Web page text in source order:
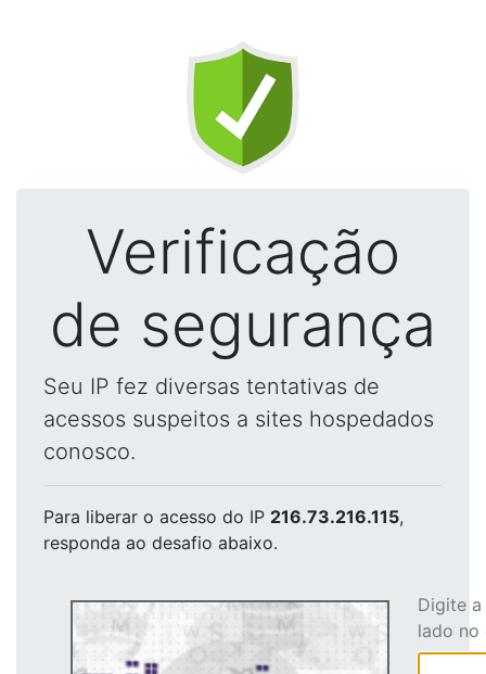
Verificação
de segurança
Seu IP fez diversas tentativas de
acessos suspeitos a sites hospedados
conosco.
Para liberar o acesso do IP 216.73.216.115,
responda ao desafio abaixo.
Digite
lado no